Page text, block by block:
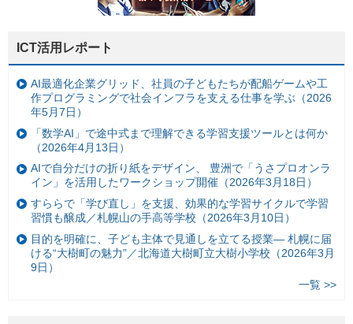
ICT活用レポート
AI最適化企業グリッド、社員の子どもたちが配船ゲームや工
作プログラミングで社会インフラを支える仕事を学ぶ（2026
年5月7日）
「数学AI」で途中式まで理解できる学習支援ツールとは何か
（2026年4月13日）
AIで自分だけの折り紙をデザイン、 豊洲で「うさプロオンラ
イン」を活用したワークショップ開催（2026年3月18日）
すららで「学び直し」を支援、効果的な学習サイクルで学習
習慣も醸成／札幌山の手高等学校（2026年3月10日）
目的を明確に、子ども主体で見通しを立てる授業— 札幌に届
ける“大樹町の魅力”／北海道大樹町立大樹小学校（2026年3月
9日）
一覧 >>